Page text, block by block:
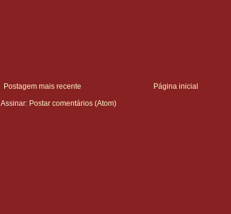
Postagem mais recente
Página inicial
Assinar: Postar comentários (Atom)